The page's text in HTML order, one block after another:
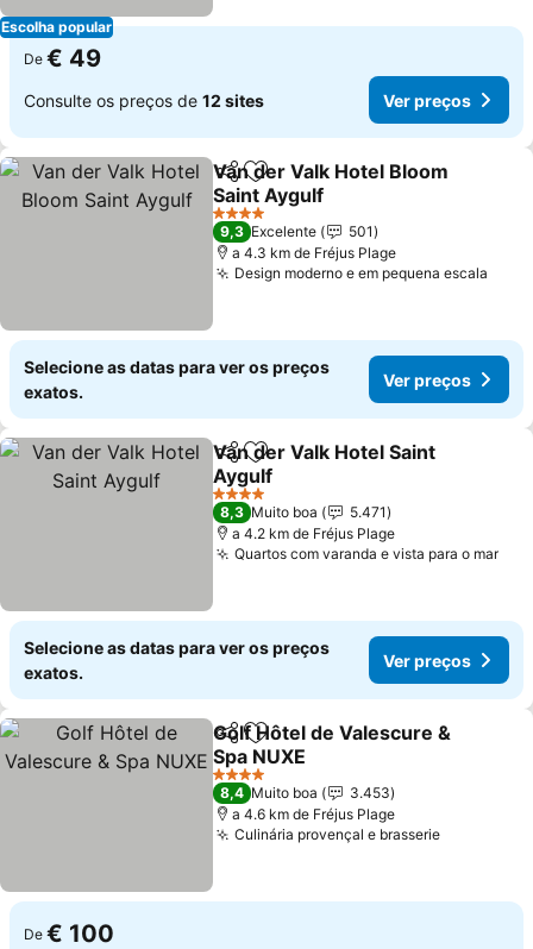
Escolha popular
De € 49
Consulte os preços de 12 sites Ver preços
PartilharAdicionar aos favoritos
Van der Valk Hotel Bloom
Saint Aygulf
Ver preços
4 Estrelas
9,3 Excelente
501
a 4.3 km de Fréjus Plage
Design moderno e em pequena escala
Selecione as datas para ver os preços
exatos.
Ver preços
PartilharAdicionar aos favoritos
Van der Valk Hotel Saint
Aygulf
Ver preços
4 Estrelas
8,3 Muito boa
5.471
a 4.2 km de Fréjus Plage
Quartos com varanda e vista para o mar
Selecione as datas para ver os preços
exatos.
Ver preços
PartilharAdicionar aos favoritos
Golf Hôtel de Valescure &
Spa NUXE
Ver preços
4 Estrelas
8,4 Muito boa
3.453
a 4.6 km de Fréjus Plage
Culinária provençal e brasserieVer
De € 100